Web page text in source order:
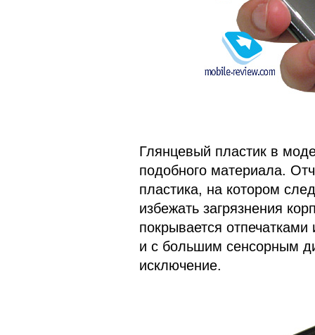
Глянцевый пластик в
подобного материала.
пластика, на котором
избежать загрязнения
покрывается
и с большим сенсорным
исключение.